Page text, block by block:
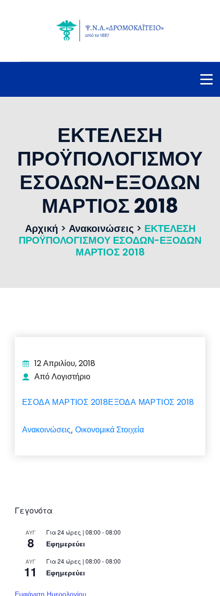
ΕΚΤΕΛΕΣΗ
ΠΡΟΫΠΟΛΟΓΙΣΜΟΥ
ΕΣΟΔΩΝ-ΕΞΟΔΩΝ
ΜΑΡΤΙΟΣ 2018
Αρχική > Ανακοινώσεις> ΕΚΤΕΛΕΣΗ
ΠΡΟΫΠΟΛΟΓΙΣΜΟΥ ΕΣΟΔΩΝ-ΕΞΟΔΩΝ
ΜΑΡΤΙΟΣ 2018
12 Απριλίου, 2018
Από Λογιστήριο
ΕΣΟΔΑ ΜΑΡΤΙΟΣ 2018ΕΞΟΔΑ ΜΑΡΤΙΟΣ 2018
Ανακοινώσεις, Οικονομικά Στοιχεία
Γεγονότα
ΑΥΓ
8
Για 24 ώρες | 08:00 - 08:00
Εφημερεύει
ΑΥΓ
11
Για 24 ώρες | 08:00 - 08:00
Εφημερεύει